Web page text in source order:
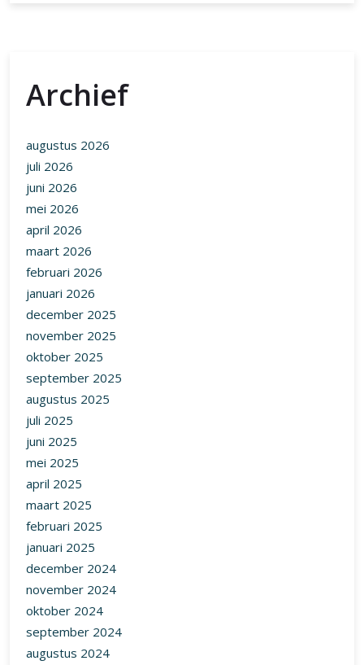
Archief
augustus 2026
juli 2026
juni 2026
mei 2026
april 2026
maart 2026
februari 2026
januari 2026
december 2025
november 2025
oktober 2025
september 2025
augustus 2025
juli 2025
juni 2025
mei 2025
april 2025
maart 2025
februari 2025
januari 2025
december 2024
november 2024
oktober 2024
september 2024
augustus 2024